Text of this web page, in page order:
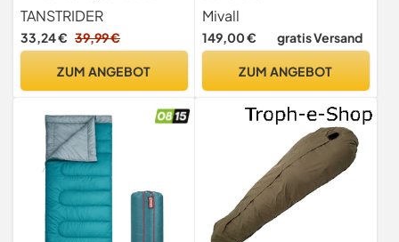
Winter,
Schlafsäcke,Leichter (1,8
kg), Tragbarer &
mit Kompressionsbeutel für
Outdoor & Indoor
TANSTRIDER
33,24 € 39,99 €
ZUM ANGEBOT
Mumienschlafsack
Militärschlafsack
Winterschlafsack (XL)
Mivall
149,00 € gratis Versand
ZUM ANGEBOT